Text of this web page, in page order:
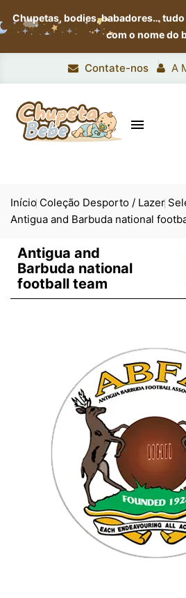
Chupetas, bodies, babadores…tudo
com o nome do
Contate-nos A

Início Coleção Desporto / Lazer
Antigua and Barbuda national
Antigua and
Barbuda national
football team